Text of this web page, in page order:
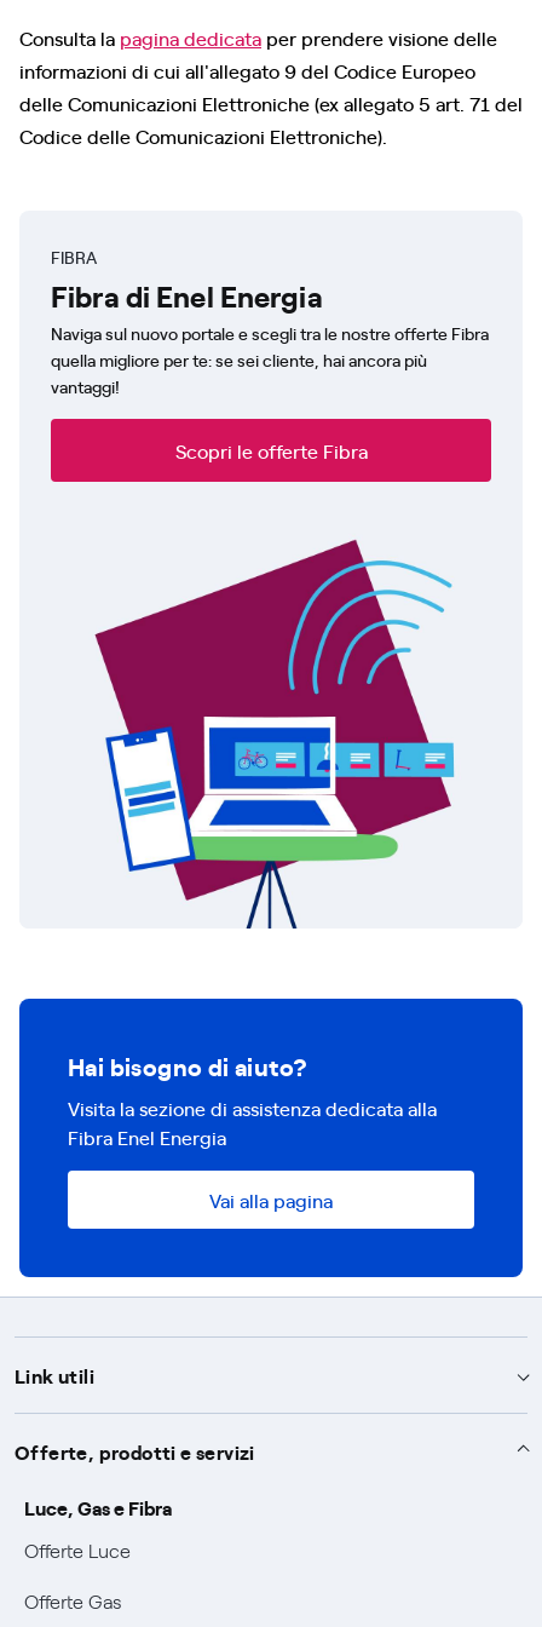
Consulta la pagina dedicata per prendere visione delle
informazioni di cui all'allegato 9 del Codice Europeo
delle Comunicazioni Elettroniche (ex allegato 5 art. 71 del
Codice delle Comunicazioni Elettroniche).
FIBRA
Fibra di Enel Energia
Naviga sul nuovo portale e scegli tra le nostre offerte Fibra
quella migliore per te: se sei cliente, hai ancora più
vantaggi!
Scopri le offerte Fibra
Hai bisogno di aiuto?
Visita la sezione di assistenza dedicata alla
Fibra Enel Energia
Vai alla pagina
Link utili
Assistenza
Avvisi
SOS luce e gas
Conciliazioni e risoluzione delle controversie
Servizi
Servizio di salvaguardia
Servizio default di distribuzione
Collabora con noi
Sponsorizzazioni
Modulistica e reclami
Offerte, prodotti e servizi
Luce, Gas e Fibra
Offerte Luce
Offerte Gas